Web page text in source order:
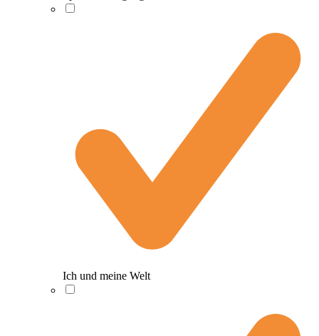
Ich und meine Welt